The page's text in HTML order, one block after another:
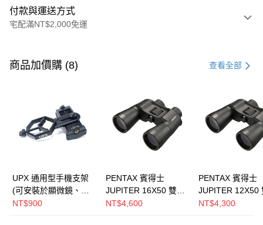
付款與運送方式
宅配滿NT$2,000免運
信用卡一次付款
ATM付款
郵寄到府(台灣本島適用)
每筆NT$100，滿NT$2,000(含以上)免運費
商品加價購 (8) 查看全部
UPX 通用型手機支架
(可安裝於顯微鏡、望
遠鏡)
NT$900
PENTAX 賓得士
JUPITER 16X50 雙筒
望遠鏡(台灣總代理公
NT$4,600
PENTAX 賓得士
JUPITER 12X50
望遠鏡(台灣總代
NT$4,300